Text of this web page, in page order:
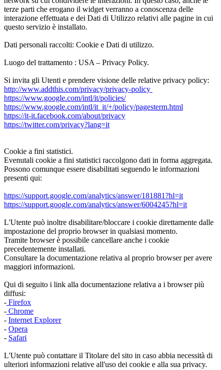
terze parti che erogano il widget verranno a conoscenza delle
interazione effettuata e dei Dati di Utilizzo relativi alle pagine in cui
questo servizio è installato.
Dati personali raccolti: Cookie e Dati di utilizzo.
Luogo del trattamento : USA – Privacy Policy.
Si invita gli Utenti e prendere visione delle relative privacy policy:
http://www.addthis.com/privacy/privacy-policy
https://www.google.com/intl/it/policies/
https://www.google.com/intl/it_it/+/policy/pagesterm.html
https://it-it.facebook.com/about/privacy
https://twitter.com/privacy?lang=it
Cookie a fini statistici.
Evenutali cookie a fini statistici raccolgono dati in forma aggregata.
Possono comunque essere disabilitati seguendo le informazioni
presenti qui:
https://support.google.com/analytics/answer/181881?hl=it
https://support.google.com/analytics/answer/6004245?hl=it
L'Utente può inoltre disabilitare/bloccare i cookie direttamente dalle
impostazione del proprio browser in qualsiasi momento.
Tramite browser è possibile cancellare anche i cookie
precedentemente installati.
Consultare la documentazione relativa al proprio browser per avere
maggiori informazioni.
Qui di seguito i link alla documentazione relativa a i browser più
diffusi:
- Firefox
- Chrome
- Internet Explorer
- Opera
- Safari
L'Utente può contattare il Titolare del sito in caso abbia necessità di
ulteriori informazioni relative all'uso dei cookie e alla sua privacy.